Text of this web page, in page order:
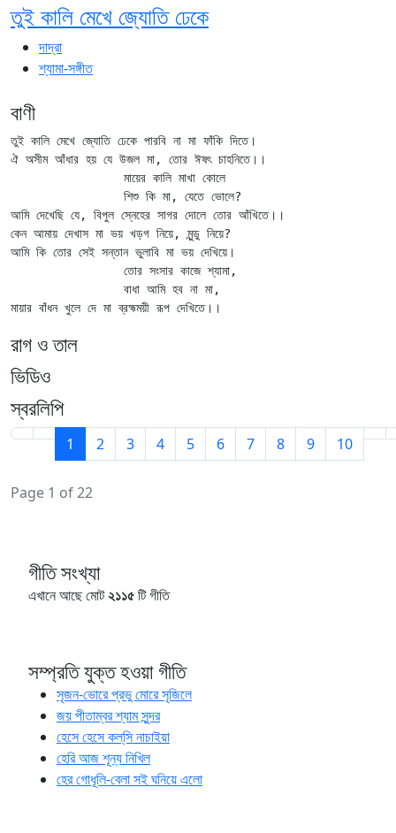
তুই কালি মেখে জ্যোতি ঢেকে
দাদ্‌রা
শ্যামা-সঙ্গীত
বাণী
তুই কালি মেখে জ্যোতি ঢেকে পারবি না মা ফাঁকি দিতে।
ঐ অসীম আঁধার হয় যে উজল মা, তোর ঈষৎ চাহনিতে।।
আমি দেখেছি যে, বিপুল স্নেহের সাগর দোলে তোর আঁখিতে।।
কেন আমায় দেখাস মা ভয় খড়গ নিয়ে, মুন্ডু নিয়ে?
আমি কি তোর সেই সন্তান ভুলাবি মা ভয় দেখিয়ে।
রাগ ও তাল
ভিডিও
স্বরলিপি
1 2 3 4 5 6 7 8 9 10
Page 1 of 22
গীতি সংখ্যা
এখানে আছে মোট২১১৫টি গীতি
সম্প্রতি যুক্ত হওয়া গীতি
সৃজন-ভোরে প্রভু মোরে সৃজিলে
জয় পীতাম্বর শ্যাম সুন্দর
হেসে হেসে কল্‌সি নাচাইয়া
হেরি আজ শূন্য নিখিল
হের গোধূলি-বেলা সই ঘনিয়ে এলো